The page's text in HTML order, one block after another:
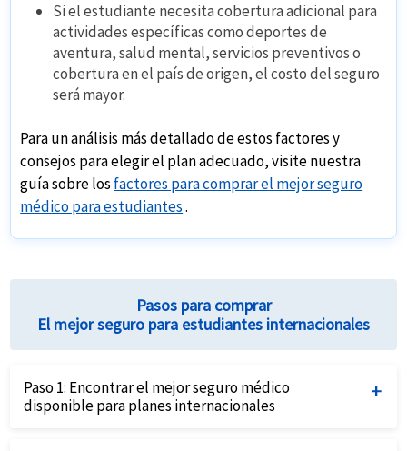
Si el estudiante necesita cobertura adicional para
actividades específicas como deportes de
aventura, salud mental, servicios preventivos o
cobertura en el país de origen, el costo del seguro
será mayor.
Para un análisis más detallado de estos factores y
consejos para elegir el plan adecuado, visite nuestra
guía sobre los factores para comprar el mejor seguro
médico para estudiantes.
Pasos para comprar
El mejor seguro para estudiantes internacionales
Paso 1: Encontrar el mejor seguro médico
disponible para planes internacionales